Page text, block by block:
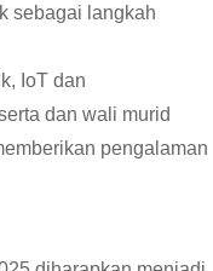
sebagai langkah
IoT dan
dan wali murid
pengalaman